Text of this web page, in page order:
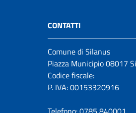
CONTATTI
Comune di Silanus
Piazza Municipio 08017
Codice fiscale:
P. IVA: 00153320916